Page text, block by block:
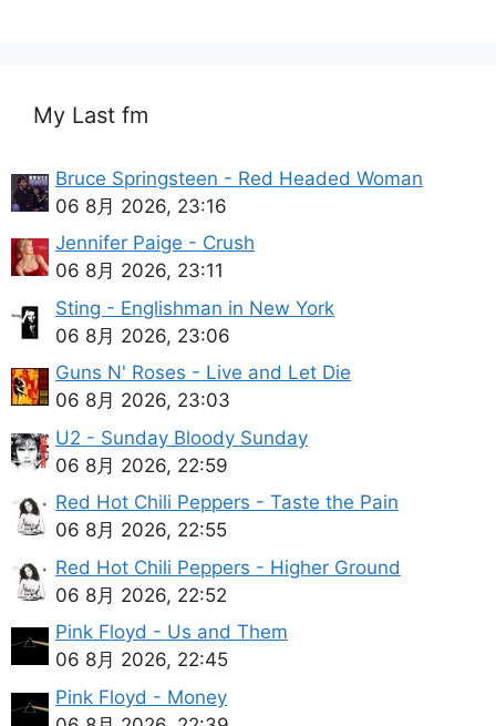
My Last fm
Bruce Springsteen - Red Headed Woman
06 8月 2026, 23:16
Jennifer Paige - Crush
06 8月 2026, 23:11
Sting - Englishman in New York
06 8月 2026, 23:06
Guns N' Roses - Live and Let Die
06 8月 2026, 23:03
U2 - Sunday Bloody Sunday
06 8月 2026, 22:59
Red Hot Chili Peppers - Taste the Pain
06 8月 2026, 22:55
Red Hot Chili Peppers - Higher Ground
06 8月 2026, 22:52
Pink Floyd - Us and Them
06 8月 2026, 22:45
Pink Floyd - Money